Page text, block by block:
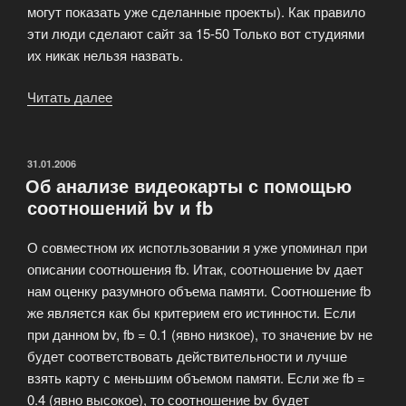
могут показать уже сделанные проекты). Как правило
эти люди сделают сайт за 15-50 Только вот студиями
их никак нельзя назвать.
Читать далее
веб
услуг»
ОПУБЛИКОВАНО
31.01.2006
Об анализе видеокарты с помощью
соотношений bv и fb
О совместном их испотльзовании я уже упоминал при
описании соотношения fb. Итак, соотношение bv дает
нам оценку разумного объема памяти. Соотношение fb
же является как бы критерием его истинности. Если
при данном bv, fb = 0.1 (явно низкое), то значение bv не
будет соответствовать действительности и лучше
взять карту с меньшим объемом памяти. Если же fb =
0.4 (явно высокое), то соотношение bv будет